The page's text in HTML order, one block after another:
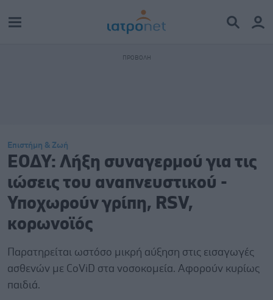
Επιστήμη & Ζωή
ΕΟΔΥ: Λήξη συναγερμού για τις
ιώσεις του αναπνευστικού -
Υποχωρούν γρίπη, RSV,
κορωνοϊός
Παρατηρείται ωστόσο μικρή αύξηση στις εισαγωγές
ασθενών με CοViD στα νοσοκομεία. Αφορούν κυρίως
παιδιά.